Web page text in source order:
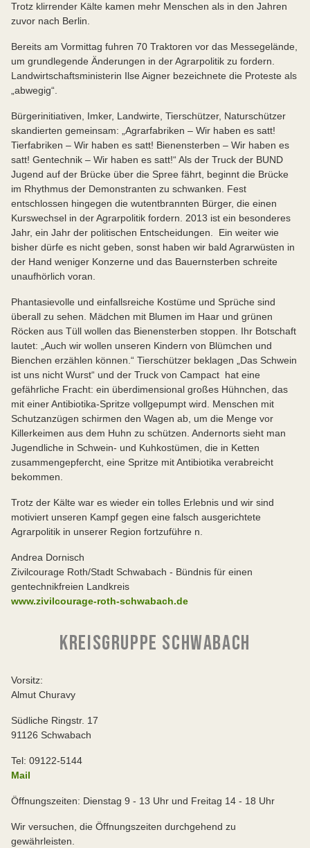
Trotz klirrender Kälte kamen mehr Menschen als in den Jahren
zuvor nach Berlin.
Bereits am Vormittag fuhren 70 Traktoren vor das Messegelände,
um grundlegende Änderungen in der Agrarpolitik zu fordern.
Landwirtschaftsministerin Ilse Aigner bezeichnete die Proteste als
„abwegig“.
Bürgerinitiativen, Imker, Landwirte, Tierschützer, Naturschützer
skandierten gemeinsam: „Agrarfabriken – Wir haben es satt!
Tierfabriken – Wir haben es satt! Bienensterben – Wir haben es
satt! Gentechnik – Wir haben es satt!“ Als der Truck der BUND
Jugend auf der Brücke über die Spree fährt, beginnt die Brücke
im Rhythmus der Demonstranten zu schwanken. Fest
entschlossen hingegen die wutentbrannten Bürger, die einen
Kurswechsel in der Agrarpolitik fordern. 2013 ist ein besonderes
Jahr, ein Jahr der politischen Entscheidungen. Ein weiter wie
bisher dürfe es nicht geben, sonst haben wir bald Agrarwüsten in
der Hand weniger Konzerne und das Bauernsterben schreite
unaufhörlich voran.
Phantasievolle und einfallsreiche Kostüme und Sprüche sind
überall zu sehen. Mädchen mit Blumen im Haar und grünen
Röcken aus Tüll wollen das Bienensterben stoppen. Ihr Botschaft
lautet: „Auch wir wollen unseren Kindern von Blümchen und
Bienchen erzählen können.“ Tierschützer beklagen „Das Schwein
ist uns nicht Wurst“ und der Truck von Campact hat eine
gefährliche Fracht: ein überdimensional großes Hühnchen, das
mit einer Antibiotika-Spritze vollgepumpt wird. Menschen mit
Schutzanzügen schirmen den Wagen ab, um die Menge vor
Killerkeimen aus dem Huhn zu schützen. Andernorts sieht man
Jugendliche in Schwein- und Kuhkostümen, die in Ketten
zusammengepfercht, eine Spritze mit Antibiotika verabreicht
bekommen.
Trotz der Kälte war es wieder ein tolles Erlebnis und wir sind
motiviert unseren Kampf gegen eine falsch ausgerichtete
Agrarpolitik in unserer Region fortzuführe n.
Andrea Dornisch
Zivilcourage Roth/Stadt Schwabach - Bündnis für einen
gentechnikfreien Landkreis
www.zivilcourage-roth-schwabach.de
KREISGRUPPE SCHWABACH
Vorsitz:
Almut Churavy
Südliche Ringstr. 17
91126 Schwabach
Tel: 09122-5144
Mail
Öffnungszeiten: Dienstag 9 - 13 Uhr und Freitag 14 - 18 Uhr
Wir versuchen, die Öffnungszeiten durchgehend zu
gewährleisten.